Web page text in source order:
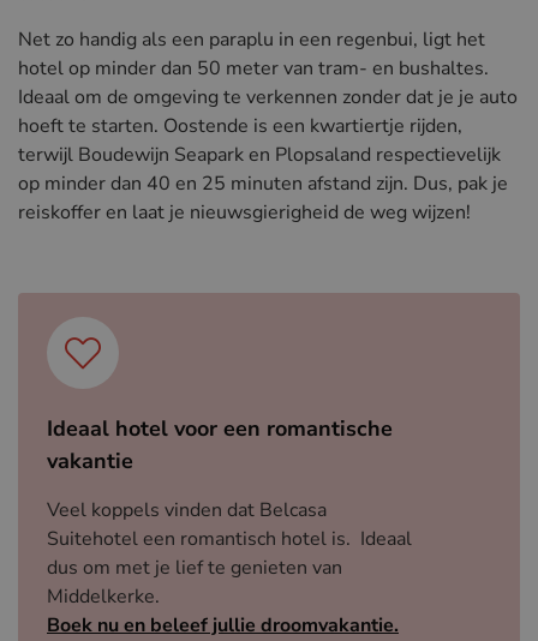
Net zo handig als een paraplu in een regenbui, ligt het
hotel op minder dan 50 meter van tram- en bushaltes.
Ideaal om de omgeving te verkennen zonder dat je je auto
hoeft te starten. Oostende is een kwartiertje rijden,
terwijl Boudewijn Seapark en Plopsaland respectievelijk
op minder dan 40 en 25 minuten afstand zijn. Dus, pak je
reiskoffer en laat je nieuwsgierigheid de weg wijzen!
Ideaal hotel voor een romantische
vakantie
Veel koppels vinden dat Belcasa
Suitehotel een romantisch hotel is. Ideaal
dus om met je lief te genieten van
Middelkerke.
Boek nu en beleef jullie droomvakantie.